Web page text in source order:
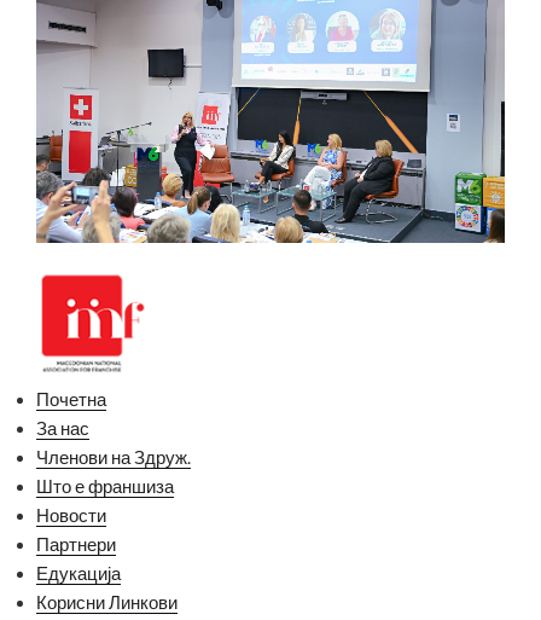
Почетна
За нас
Членови на Здруж.
Што е франшиза
Новости
Партнери
Едукација
Корисни Линкови